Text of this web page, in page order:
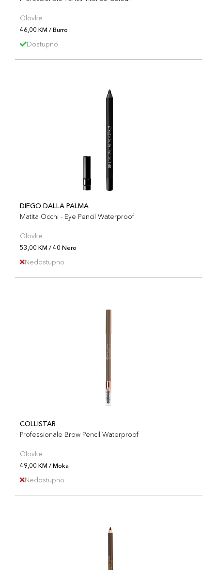
Olovke
46,00 KM / Burro
Dostupno
DIEGO DALLA PALMA
Matita Occhi - Eye Pencil Waterproof
Olovke
53,00 KM / 40 Nero
Nedostupno
COLLISTAR
Professionale Brow Pencil Waterproof
Olovke
49,00 KM / Moka
Nedostupno